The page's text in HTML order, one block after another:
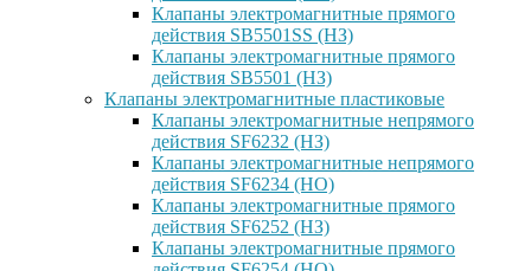
Клапаны электромагнитные прямого
действия SB5501SS (НЗ)
Клапаны электромагнитные прямого
действия SB5501 (НЗ)
Клапаны электромагнитные пластиковые
Клапаны электромагнитные непрямого
действия SF6232 (НЗ)
Клапаны электромагнитные непрямого
действия SF6234 (НО)
Клапаны электромагнитные прямого
действия SF6252 (НЗ)
Клапаны электромагнитные прямого